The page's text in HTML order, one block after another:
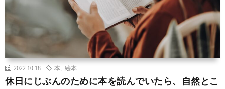
2022.10.18 本 ,絵本
休日にじぶんのために本を読んでいたら、自然とこ